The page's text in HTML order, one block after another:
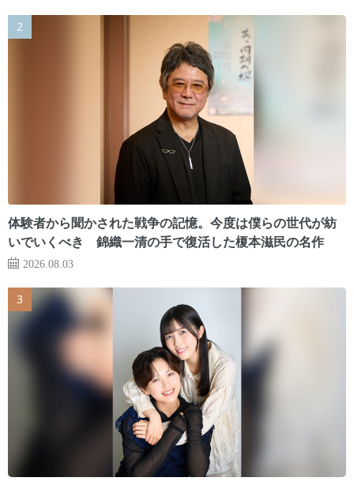
体験者から聞かされた戦争の記憶。今度は僕らの世代が紡
いでいくべき 錦織一清の手で復活した榎本滋民の名作
2026.08.03